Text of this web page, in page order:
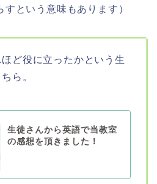
という意味もあります）
ど役に立ったかという生
ら。
生徒さんから英語で当教室
の感想を頂きました！